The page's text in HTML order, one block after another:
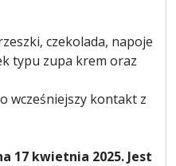
czekolada, napoje
typu zupa krem oraz
wcześniejszy kontakt z
17 kwietnia 2025. Jest